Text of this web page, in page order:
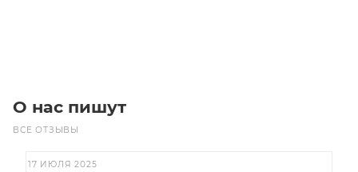
О нас пишут
ВСЕ ОТЗЫВЫ
17 ИЮЛЯ 2025